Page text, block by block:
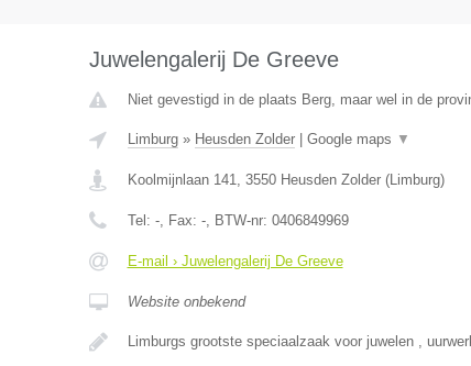
Juwelengalerij De Greeve
Niet gevestigd in de plaats Berg, maar wel in de
Limburg» Heusden Zolder| Google maps ▼
Koolmijnlaan 141, 3550 Heusden Zolder(Limburg)
Tel: -, Fax: -, BTW-nr: 0406849969
E-mail › Juwelengalerij De Greeve
Website onbekend
Limburgs grootste speciaalzaak voor juwelen ,